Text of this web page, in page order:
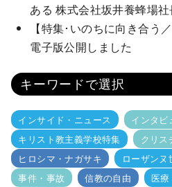
ある 株式会社坂井養蜂場
【特集･いのちに向き合う
電子版公開しました
キーワードで選択
インサイド・ニュース インタビ
キリスト教主義学校特集
クリス
ヒロシマ・ナガサキ
ローザン
事件・事故
信教の自由 医療